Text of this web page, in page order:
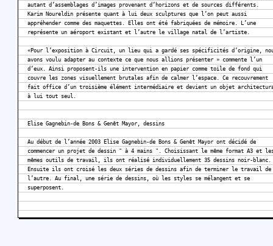
autant d’assemblages d’images provenant d’horizons et de sources différents.
Karim Noureldin présente quant à lui deux sculptures que l’on peut aussi
appréhender comme des maquettes. Elles ont été fabriquées de mémoire. L’une
représente un aéroport existant et l’autre le village natal de l’artiste.
«Pour l’exposition à Circuit, un lieu qui a gardé ses spécificités d’origine,
avons voulu adapter au contexte ce que nous allions présenter » commente l’un
d’eux. Ainsi proposent-ils une intervention en papier comme toile de fond qui
couvre les zones visuellement brutales afin de calmer l’espace. Ce recouvrement
fait office d’un troisième élément intermédiaire et devient un objet
à lui tout seul.
Elise Gagnebin-de Bons & Genêt Mayor, dessins
Au début de l’année 2003 Elise Gagnebin-de Bons & Genêt Mayor ont décidé de
commencer un projet de dessin " à 4 mains ". Choisissant le même format A3 et
mêmes outils de travail, ils ont réalisé individuellement 35 dessins noir-blanc.
Ensuite ils ont croisé les deux séries de dessins afin de terminer le travail de
l’autre. Au final, une série de dessins, où les styles se mélangent et se
superposent.